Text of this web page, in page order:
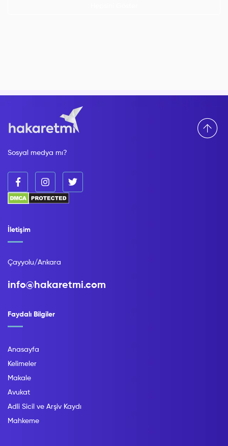
Sosyal medya mı?
Faydalı Bilgiler
Anasayfa
Kelimeler
Makale
Avukat
Adli Sicil ve Arşiv Kaydı
Mahkeme
İletişim
Çayyolu/Ankara
info@hakaretmi.com